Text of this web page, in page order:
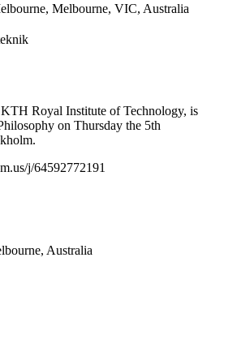
Melbourne, VIC, Australia
Royal Institute of Technology, is
on Thursday the 5th
j/64592772191
Australia